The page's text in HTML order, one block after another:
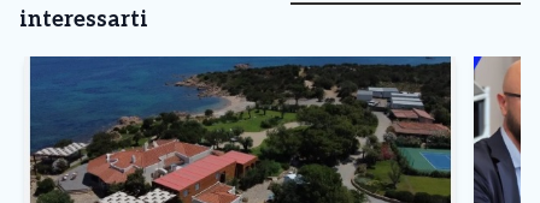
interessarti